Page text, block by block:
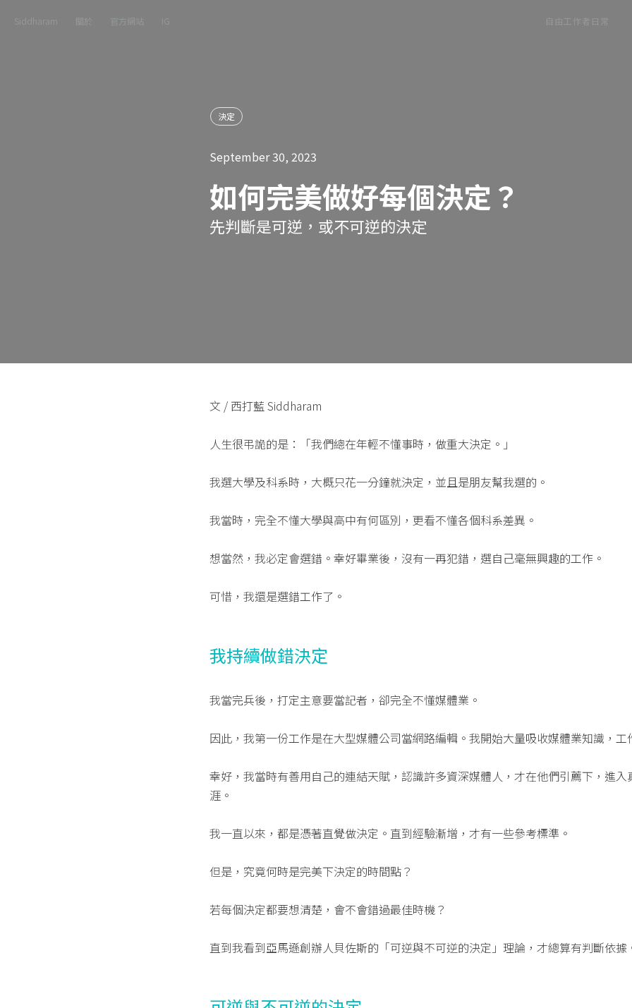
Siddharam 關於 官方網站 IG 自由工作者日常
決定
September 30, 2023
如何完美做好每個決定？
先判斷是可逆，或不可逆的決定
文 / 西打藍 Siddharam
人生很弔詭的是：「我們總在年輕不懂事時，做重大決定。」
我選大學及科系時，大概只花一分鐘就決定，並且是朋友幫我選的。
我當時，完全不懂大學與高中有何區別，更看不懂各個科系差異。
想當然，我必定會選錯。幸好畢業後，沒有一再犯錯，選自己毫無興趣的工作。
可惜，我還是選錯工作了。
我持續做錯決定
我當完兵後，打定主意要當記者，卻完全不懂媒體業。
因此，我第一份工作是在大型媒體公司當網路編輯。我開始大量吸收媒體業知識，工
幸好，我當時有善用自己的連結天賦，認識許多資深媒體人，才在他們引薦下，進入
涯。
我一直以來，都是憑著直覺做決定。直到經驗漸增，才有一些參考標準。
但是，究竟何時是完美下決定的時間點？
若每個決定都要想清楚，會不會錯過最佳時機？
直到我看到亞馬遜創辦人貝佐斯的「可逆與不可逆的決定」理論，才總算有判斷依據